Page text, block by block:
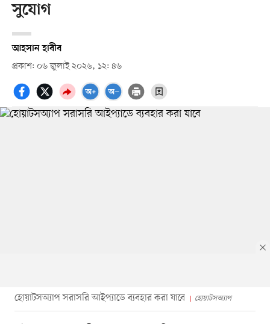
সুযোগ
আহসান হাবীব
প্রকাশ: ০৬ জুলাই ২০২৬, ১২: ৪৬
হোয়াটসঅ্যাপ সরাসরি আইপ্যাডে ব্যবহার করা যাবে হোয়াটসঅ্যাপ